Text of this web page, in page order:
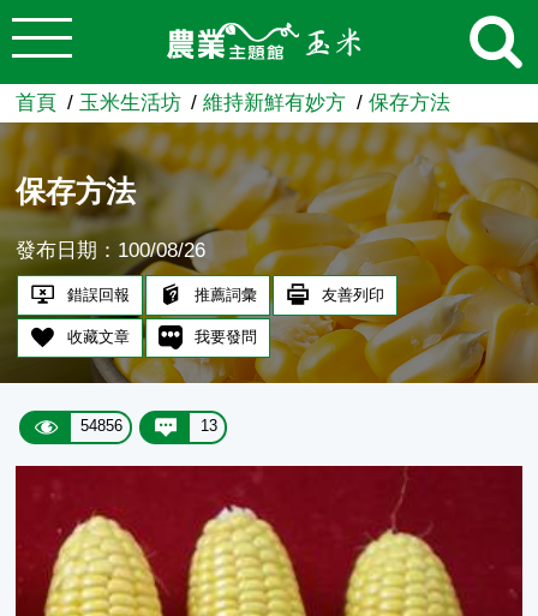
跳到主要內容
農業知識入口網
首頁 玉米生活坊 維持新鮮有妙方 保存方法
保存方法
發布日期：100/08/26
錯誤回報 推薦詞彙 友善列印
收藏文章 我要發問
54856 13